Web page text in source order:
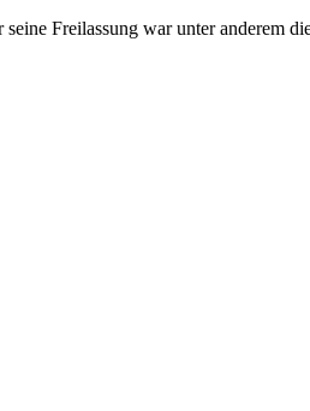
Freilassung war unter anderem